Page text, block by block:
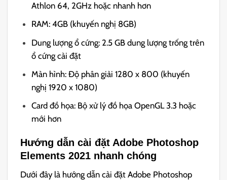
Athlon 64, 2GHz hoặc nhanh hơn
RAM: 4GB (khuyến nghị 8GB)
Dung lượng ổ cứng: 2.5 GB dung lượng trống trên
ổ cứng cài đặt
Màn hình: Độ phân giải 1280 x 800 (khuyến
nghị 1920 x 1080)
Card đồ họa: Bộ xử lý đồ họa OpenGL 3.3 hoặc
mới hơn
Hướng dẫn cài đặt Adobe Photoshop
Elements 2021 nhanh chóng
Dưới đây là hướng dẫn cài đặt Adobe Photoshop